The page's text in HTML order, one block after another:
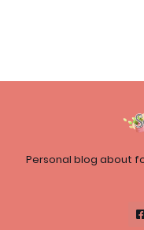
Personal blog about